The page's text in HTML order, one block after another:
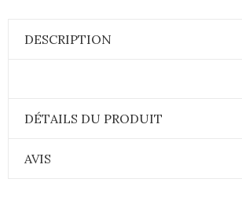
DESCRIPTION
DÉTAILS DU PRODUIT
AVIS